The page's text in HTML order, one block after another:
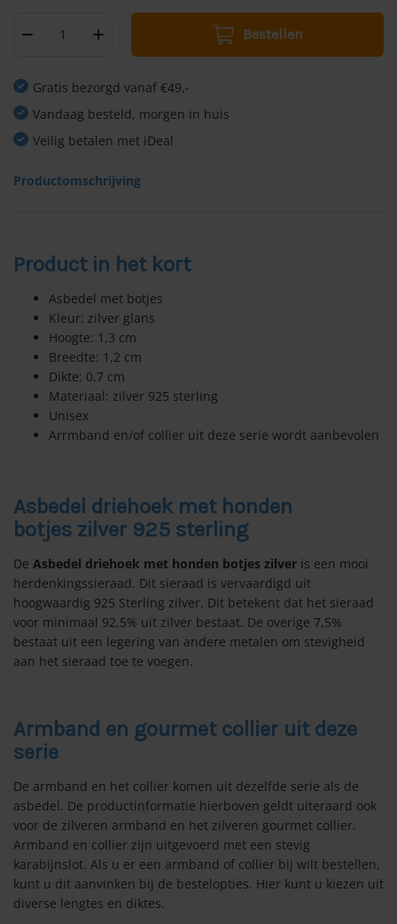
Bestellen
Gratis bezorgd vanaf €49,-
Vandaag besteld, morgen in huis
Veilig betalen met iDeal
Productomschrijving
Product in het kort
Asbedel met botjes
Kleur: zilver glans
Hoogte: 1,3 cm
Breedte: 1,2 cm
Dikte: 0,7 cm
Materiaal: zilver 925 sterling
Unisex
Arrmband en/of collier uit deze serie wordt aanbevolen
Asbedel driehoek met honden
botjes zilver 925 sterling
De Asbedel driehoek met honden botjes zilver is een mooi
herdenkingssieraad. Dit sieraad is vervaardigd uit
hoogwaardig 925 Sterling zilver. Dit betekent dat het sieraad
voor minimaal 92,5% uit zilver bestaat. De overige 7,5%
bestaat uit een legering van andere metalen om stevigheid
aan het sieraad toe te voegen.
Armband en gourmet collier uit deze
serie
De armband en het collier komen uit dezelfde serie als de
asbedel. De productinformatie hierboven geldt uiteraard ook
voor de zilveren armband en het zilveren gourmet collier.
Armband en collier zijn uitgevoerd met een stevig
karabijnslot. Als u er een armband of collier bij wilt bestellen,
kunt u dit aanvinken bij de bestelopties. Hier kunt u kiezen uit
diverse lengtes en diktes.